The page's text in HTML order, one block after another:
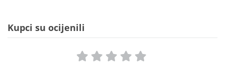
Kupci su ocijenili